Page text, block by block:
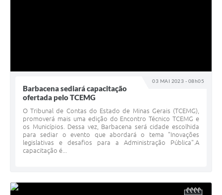
03 MAI 2023 - 08h05
Barbacena sediará capacitação
ofertada pelo TCEMG
O Tribunal de Contas do Estado de Minas Gerais (TCEMG),
promoverá mais uma edição do Encontro Técnico TCEMG e
os Municípios. Dessa vez, Barbacena será cidade escolhida
para sediar o evento que abordará o tema "Inovações
legislativas e desafios para a Administração Pública".A
capacitação é...